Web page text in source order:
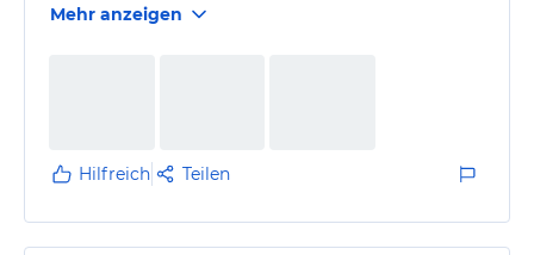
sauber und modern.
Mehr anzeigen
Hilfreich Teilen